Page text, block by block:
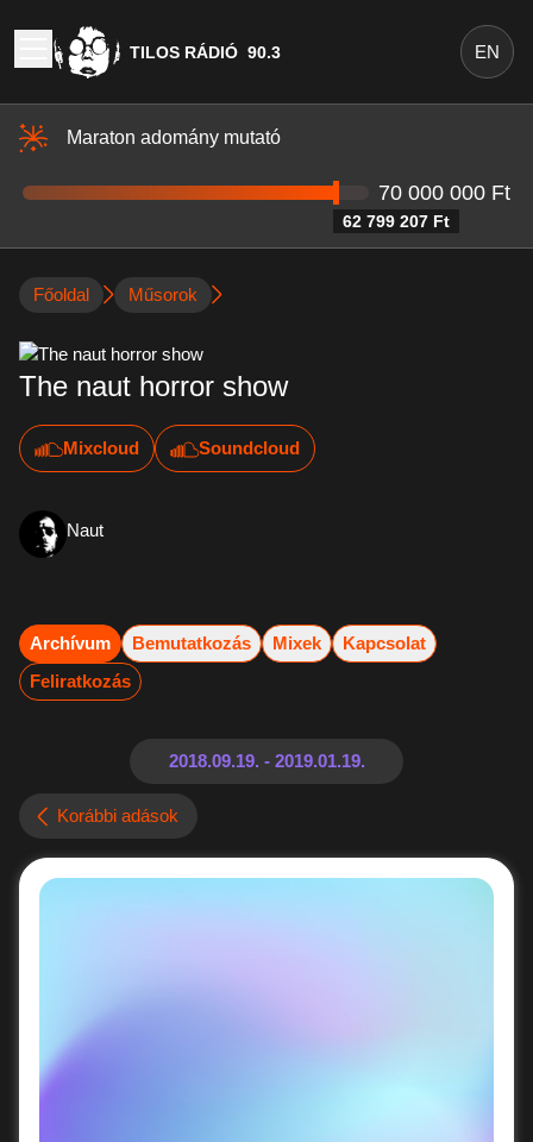
TILOS RÁDIÓ 90.3 EN
Maraton adomány mutató
62 799 207 Ft
70 000 000 Ft
Főoldal Műsorok
The naut horror show
Mixcloud Soundcloud
Naut
Archívum Bemutatkozás Mixek
Kapcsolat
Feliratkozás
Korábbi adások